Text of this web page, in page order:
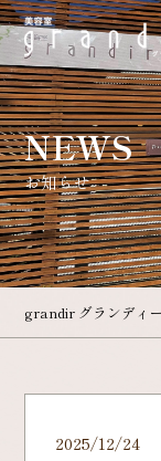
NEWS
お知らせ
grandir グランディ
2025/12/24